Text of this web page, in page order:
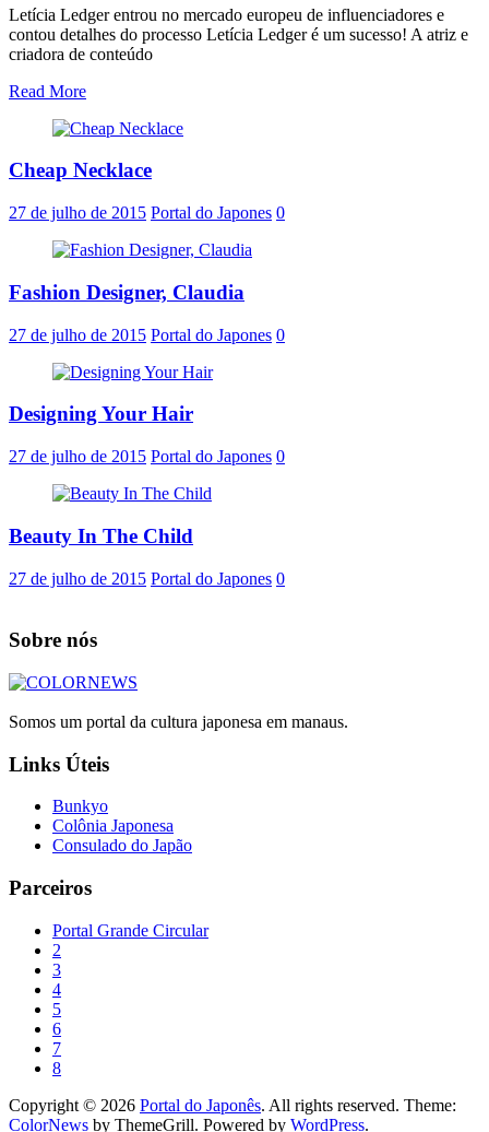
Letícia Ledger entrou no mercado europeu de influenciadores e
contou detalhes do processo Letícia Ledger é um sucesso! A atriz e
criadora de conteúdo
Read More
Cheap Necklace
27 de julho de 2015 Portal do Japones 0
Fashion Designer, Claudia
27 de julho de 2015 Portal do Japones 0
Designing Your Hair
27 de julho de 2015 Portal do Japones 0
Beauty In The Child
27 de julho de 2015 Portal do Japones 0
Sobre nós
Somos um portal da cultura japonesa em manaus.
Links Úteis
Bunkyo
Colônia Japonesa
Consulado do Japão
Parceiros
Portal Grande Circular
2
3
4
5
6
7
8
Copyright © 2026 Portal do Japonês. All rights reserved. Theme:
ColorNews by ThemeGrill. Powered by WordPress.